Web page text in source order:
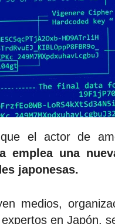
el actor de
emplea una
japonesas.
medios,
en Japón,